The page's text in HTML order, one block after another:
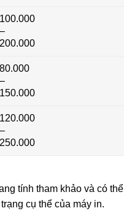
100.000
–
200.000
80.000
–
150.000
120.000
–
250.000
tính tham khảo và có
cụ thể của máy in.